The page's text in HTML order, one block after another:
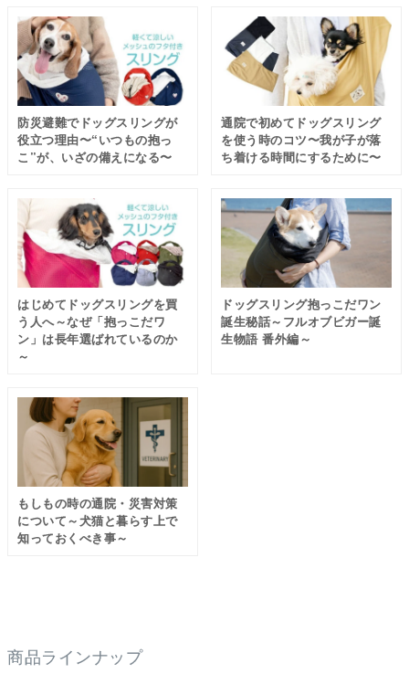
ドッグスリングのnote記事一覧 →
防災避難でドッグスリングが
役立つ理由〜“いつもの抱っ
こ”が、いざの備えになる〜
通院で初めてドッグスリング
を使う時のコツ〜我が子が落
ち着ける時間にするために〜
はじめてドッグスリングを買
う人へ～なぜ「抱っこだワ
ン」は長年選ばれているのか
～
ドッグスリング抱っこだワン
誕生秘話～フルオブビガー誕
生物語 番外編～
もしもの時の通院・災害対策
について～犬猫と暮らす上で
知っておくべき事～
商品ラインナップ